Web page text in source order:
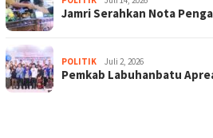
Jamri Serahkan Nota
POLITIK Juli 2, 2026
Pemkab Labuhanbatu